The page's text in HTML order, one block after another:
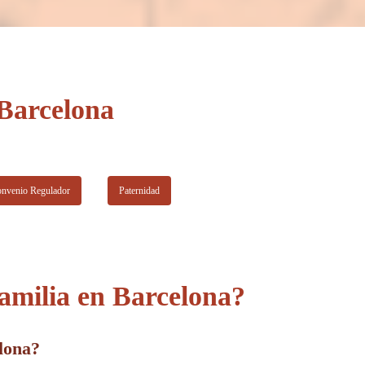
necesidades de nuestro cliente. Desde este prisma logramos
manera más próxima.
Regulador Paternidad
en Barcelona?